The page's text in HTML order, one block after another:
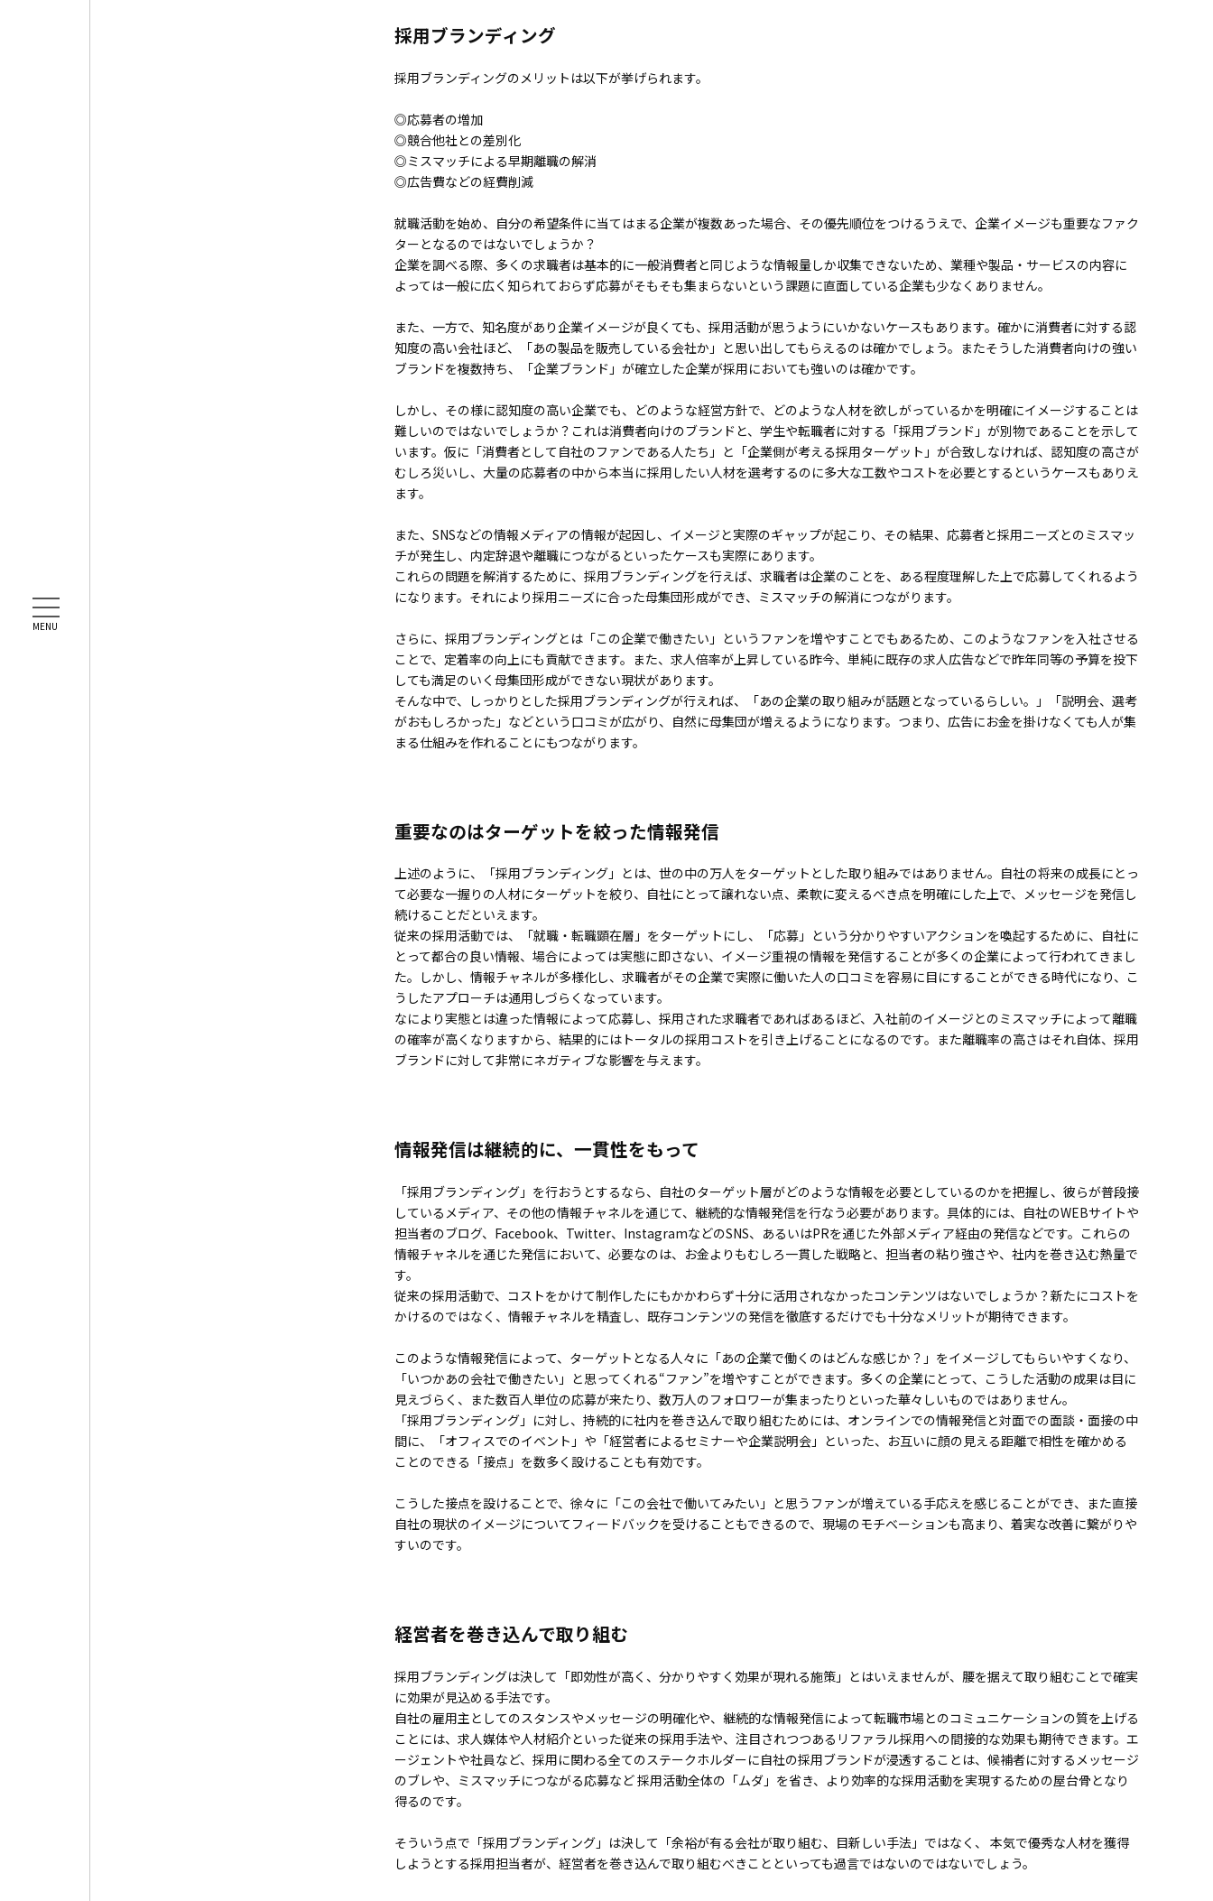
TOP
COMPANY
EXPERT
RECRUIT
COLUMN
CONTACT
採用ブランディング
採用ブランディングのメリットは以下が挙げられます。
◎応募者の増加
◎競合他社との差別化
◎ミスマッチによる早期離職の解消
◎広告費などの経費削減
就職活動を始め、自分の希望条件に当てはまる企業が複数あった場合、その優先順位をつけるうえで、企業イメージも重要なファク
ターとなるのではないでしょうか？
企業を調べる際、多くの求職者は基本的に一般消費者と同じような情報量しか収集できないため、業種や製品・サービスの内容に
よっては一般に広く知られておらず応募がそもそも集まらないという課題に直面している企業も少なくありません。
また、一方で、知名度があり企業イメージが良くても、採用活動が思うようにいかないケースもあります。確かに消費者に対する認
知度の高い会社ほど、「あの製品を販売している会社か」と思い出してもらえるのは確かでしょう。またそうした消費者向けの強い
ブランドを複数持ち、「企業ブランド」が確立した企業が採用においても強いのは確かです。
しかし、その様に認知度の高い企業でも、どのような経営方針で、どのような人材を欲しがっているかを明確にイメージすることは
難しいのではないでしょうか？これは消費者向けのブランドと、学生や転職者に対する「採用ブランド」が別物であることを示して
います。仮に「消費者として自社のファンである人たち」と「企業側が考える採用ターゲット」が合致しなければ、認知度の高さが
むしろ災いし、大量の応募者の中から本当に採用したい人材を選考するのに多大な工数やコストを必要とするというケースもありえ
ます。
また、SNSなどの情報メディアの情報が起因し、イメージと実際のギャップが起こり、その結果、応募者と採用ニーズとのミスマッ
チが発生し、内定辞退や離職につながるといったケースも実際にあります。
これらの問題を解消するために、採用ブランディングを行えば、求職者は企業のことを、ある程度理解した上で応募してくれるよう
になります。それにより採用ニーズに合った母集団形成ができ、ミスマッチの解消につながります。
さらに、採用ブランディングとは「この企業で働きたい」というファンを増やすことでもあるため、このようなファンを入社させる
ことで、定着率の向上にも貢献できます。また、求人倍率が上昇している昨今、単純に既存の求人広告などで昨年同等の予算を投下
しても満足のいく母集団形成ができない現状があります。
そんな中で、しっかりとした採用ブランディングが行えれば、「あの企業の取り組みが話題となっているらしい。」「説明会、選考
がおもしろかった」などという口コミが広がり、自然に母集団が増えるようになります。つまり、広告にお金を掛けなくても人が集
まる仕組みを作れることにもつながります。
重要なのはターゲットを絞った情報発信
上述のように、「採用ブランディング」とは、世の中の万人をターゲットとした取り組みではありません。自社の将来の成長にとっ
て必要な一握りの人材にターゲットを絞り、自社にとって譲れない点、柔軟に変えるべき点を明確にした上で、メッセージを発信し
続けることだといえます。
従来の採用活動では、「就職・転職顕在層」をターゲットにし、「応募」という分かりやすいアクションを喚起するために、自社に
とって都合の良い情報、場合によっては実態に即さない、イメージ重視の情報を発信することが多くの企業によって行われてきまし
た。しかし、情報チャネルが多様化し、求職者がその企業で実際に働いた人の口コミを容易に目にすることができる時代になり、こ
うしたアプローチは通用しづらくなっています。
なにより実態とは違った情報によって応募し、採用された求職者であればあるほど、入社前のイメージとのミスマッチによって離職
の確率が高くなりますから、結果的にはトータルの採用コストを引き上げることになるのです。また離職率の高さはそれ自体、採用
ブランドに対して非常にネガティブな影響を与えます。
情報発信は継続的に、一貫性をもって
「採用ブランディング」を行おうとするなら、自社のターゲット層がどのような情報を必要としているのかを把握し、彼らが普段接
しているメディア、その他の情報チャネルを通じて、継続的な情報発信を行なう必要があります。具体的には、自社のWEBサイトや
担当者のブログ、Facebook、Twitter、InstagramなどのSNS、あるいはPRを通じた外部メディア経由の発信などです。これらの
情報チャネルを通じた発信において、必要なのは、お金よりもむしろ一貫した戦略と、担当者の粘り強さや、社内を巻き込む熱量で
す。
従来の採用活動で、コストをかけて制作したにもかかわらず十分に活用されなかったコンテンツはないでしょうか？新たにコストを
かけるのではなく、情報チャネルを精査し、既存コンテンツの発信を徹底するだけでも十分なメリットが期待できます。
このような情報発信によって、ターゲットとなる人々に「あの企業で働くのはどんな感じか？」をイメージしてもらいやすくなり、
「いつかあの会社で働きたい」と思ってくれる“ファン”を増やすことができます。多くの企業にとって、こうした活動の成果は目に
見えづらく、また数百人単位の応募が来たり、数万人のフォロワーが集まったりといった華々しいものではありません。
「採用ブランディング」に対し、持続的に社内を巻き込んで取り組むためには、オンラインでの情報発信と対面での面談・面接の中
間に、「オフィスでのイベント」や「経営者によるセミナーや企業説明会」といった、お互いに顔の見える距離で相性を確かめる
ことのできる「接点」を数多く設けることも有効です。
こうした接点を設けることで、徐々に「この会社で働いてみたい」と思うファンが増えている手応えを感じることができ、また直接
自社の現状のイメージについてフィードバックを受けることもできるので、現場のモチベーションも高まり、着実な改善に繋がりや
すいのです。
経営者を巻き込んで取り組む
採用ブランディングは決して「即効性が高く、分かりやすく効果が現れる施策」とはいえませんが、腰を据えて取り組むことで確実
に効果が見込める手法です。
自社の雇用主としてのスタンスやメッセージの明確化や、継続的な情報発信によって転職市場とのコミュニケーションの質を上げる
ことには、求人媒体や人材紹介といった従来の採用手法や、注目されつつあるリファラル採用への間接的な効果も期待できます。エ
ージェントや社員など、採用に関わる全てのステークホルダーに自社の採用ブランドが浸透することは、候補者に対するメッセージ
のブレや、ミスマッチにつながる応募など 採用活動全体の「ムダ」を省き、より効率的な採用活動を実現するための屋台骨となり
得るのです。
そういう点で「採用ブランディング」は決して「余裕が有る会社が取り組む、目新しい手法」ではなく、 本気で優秀な人材を獲得
しようとする採用担当者が、経営者を巻き込んで取り組むべきことといっても過言ではないのではないでしょう。